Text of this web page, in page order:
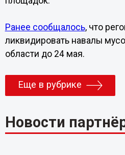
Ранее сообщалось, что
ликвидировать навалы
области до 24 мая.
Еще в рубрике
Новости